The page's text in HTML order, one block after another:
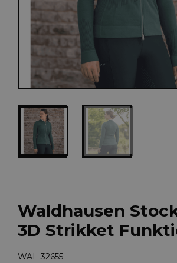
Waldhausen
3D Strikket
WAL-32655